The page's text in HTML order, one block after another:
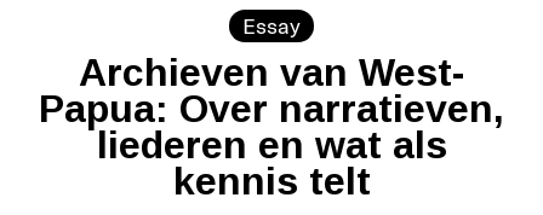
Essay
Archieven van West-
Papua: Over narratieven,
liederen en wat als
kennis telt